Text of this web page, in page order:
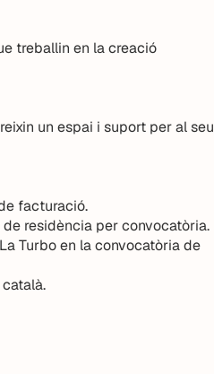
treballin en la creació
un espai i suport per al seu
facturació.
residència per convocatòria.
Turbo en la convocatòria de